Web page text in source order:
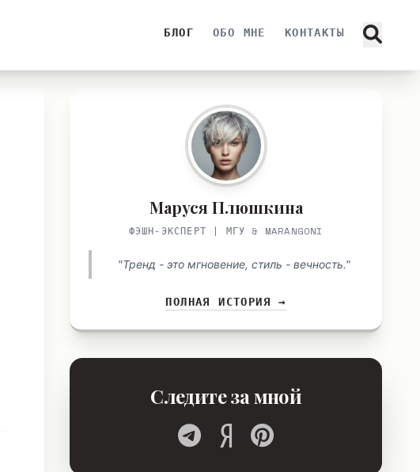
БЛОГ ОБО МНЕ КОНТАКТЫ
Маруся Плюшкина
ФЭШН-ЭКСПЕРТ | МГУ & MARANGONI
"Тренд - это мгновение, стиль - вечность."
ПОЛНАЯ ИСТОРИЯ →
Следите за мной